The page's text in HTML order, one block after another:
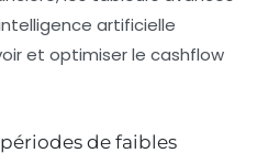
artificielle
et optimiser le cashflow
de faibles